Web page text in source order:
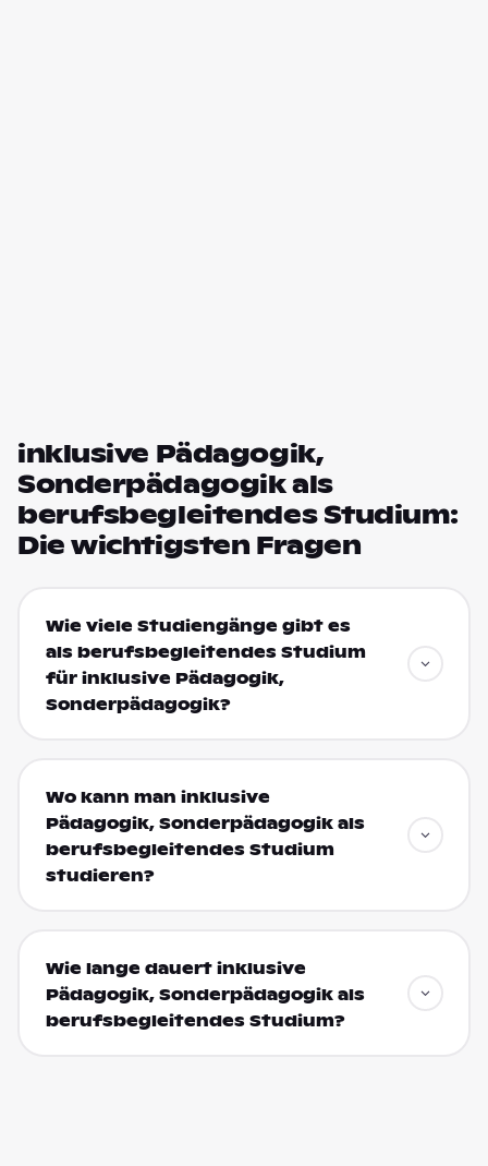
inklusive Pädagogik,
Sonderpädagogik als
berufsbegleitendes Studium:
Die wichtigsten Fragen
Wie viele Studiengänge gibt es
als berufsbegleitendes Studium
für inklusive Pädagogik,
Sonderpädagogik?
Wo kann man inklusive
Pädagogik, Sonderpädagogik als
berufsbegleitendes Studium
studieren?
Wie lange dauert inklusive
Pädagogik, Sonderpädagogik als
berufsbegleitendes Studium?